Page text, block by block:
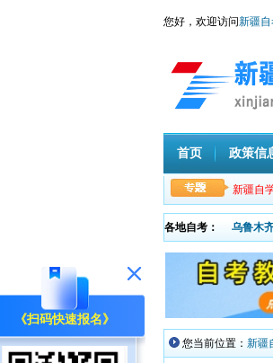
《扫码快速报名》
您好，欢迎访问新疆自
首页 政策信
新疆自
各地自考： 乌鲁木
您当前位置： 新疆
《扫码快速报名》